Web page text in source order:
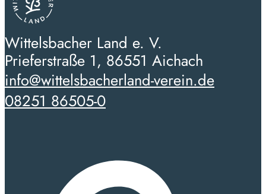
Wittelsbacher Land e. V.
Prieferstraße 1, 86551 Aichach
info@wittelsbacherland-verein.de
08251 86505-0